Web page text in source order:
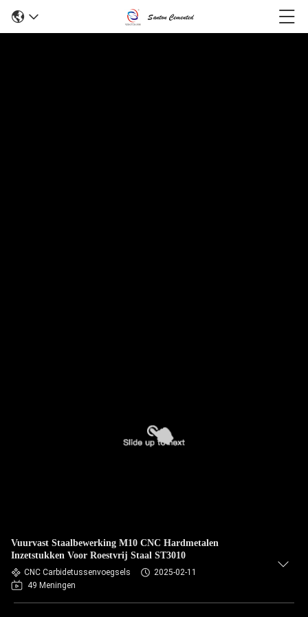
Vuurvast Staalbewerking M10 CNC Hardmetalen
Inzetstukken Voor Roestvrij Staal ST3010
CNC Carbidetussenvoegsels
2025-02-11
49 Meningen